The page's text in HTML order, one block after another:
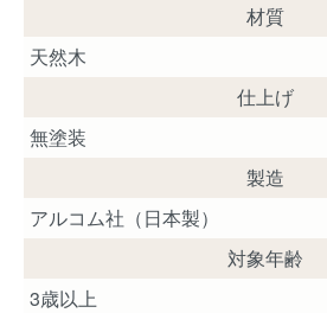
材質
天然木
仕上げ
無塗装
製造
アルコム社（日本製）
対象年齢
3歳以上